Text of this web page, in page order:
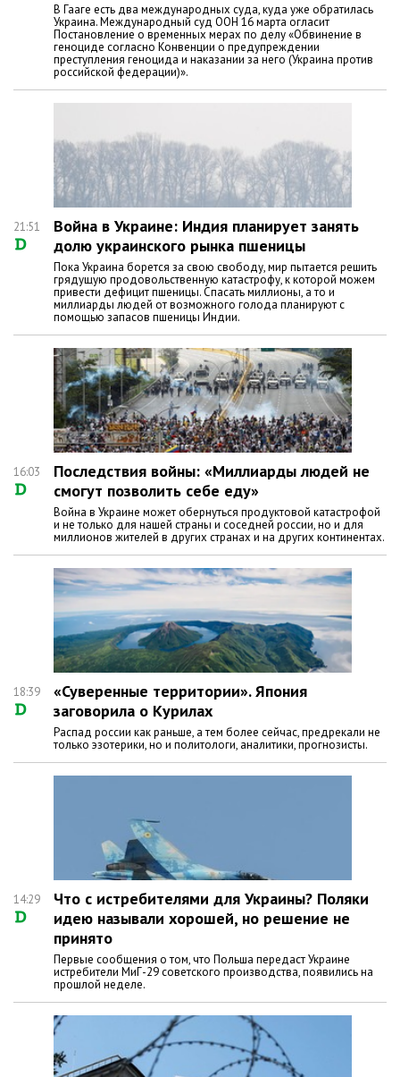
В Гааге есть два международных суда, куда уже обратилась
Украина. Международный суд ООН 16 марта огласит
Постановление о временных мерах по делу «Обвинение в
геноциде согласно Конвенции о предупреждении
преступления геноцида и наказании за него (Украина против
российской федерации)».
21:51
Война в Украине: Индия планирует занять
долю украинского рынка пшеницы
Пока Украина борется за свою свободу, мир пытается решить
грядущую продовольственную катастрофу, к которой можем
привести дефицит пшеницы. Спасать миллионы, а то и
миллиарды людей от возможного голода планируют с
помощью запасов пшеницы Индии.
16:03
Последствия войны: «Миллиарды людей не
смогут позволить себе еду»
Война в Украине может обернуться продуктовой катастрофой
и не только для нашей страны и соседней россии, но и для
миллионов жителей в других странах и на других континентах.
18:39
«Суверенные территории». Япония
заговорила о Курилах
Распад россии как раньше, а тем более сейчас, предрекали не
только эзотерики, но и политологи, аналитики, прогнозисты.
14:29
Что с истребителями для Украины? Поляки
идею называли хорошей, но решение не
принято
Первые сообщения о том, что Польша передаст Украине
истребители МиГ-29 советского производства, появились на
прошлой неделе.